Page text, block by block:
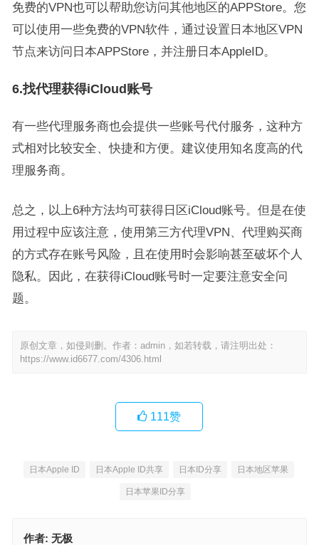
免费的VPN也可以帮助您访问其他地区的APPStore。您
可以使用一些免费的VPN软件，通过设置日本地区VPN
节点来访问日本APPStore，并注册日本AppleID。
6.找代理获得iCloud账号
有一些代理服务商也会提供一些账号代付服务，这种方
式相对比较安全、快捷和方便。建议使用知名度高的代
理服务商。
总之，以上6种方法均可获得日区iCloud账号。但是在使
用过程中应该注意，使用第三方代理VPN、代理购买商
的方式存在账号风险，且在使用时会影响甚至破坏个人
隐私。因此，在获得iCloud账号时一定要注意安全问
题。
原创文章，如侵则删。作者：admin，如若转载，请注明出处：
https://www.id6677.com/4306.html
111赞
日本Apple ID 日本Apple ID共享 日本ID分享 日本地区苹果
日本苹果ID分享
作者: 无极